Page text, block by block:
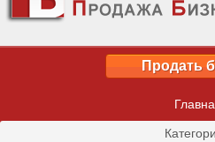
Продать